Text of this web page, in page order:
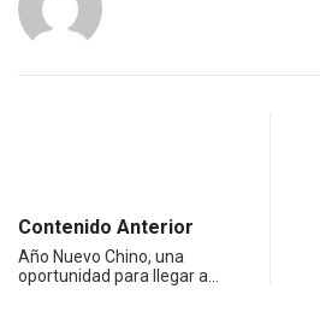
Contenido Anterior
Año Nuevo Chino, una
oportunidad para llegar a…